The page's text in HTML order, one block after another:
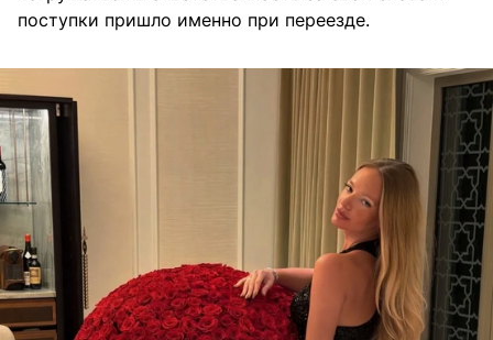
поступки пришло именно при переезде.